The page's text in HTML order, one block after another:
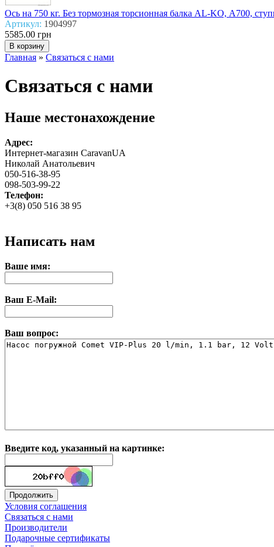
Ось на 750 кг. Без тормозная торсионная балка AL-KO, А700,
Артикул: 1904997
5585.00 грн
Главная » Связаться с нами
Связаться с нами
Наше местонахождение
Адрес:
Интернет-магазин CaravanUA
Николай Анатольевич
050-516-38-95
098-503-99-22
Телефон:
+3(8) 050 516 38 95
Написать нам
Ваше имя:
Ваш E-Mail:
Ваш вопрос:
Введите код, указанный на картинке:
Условия соглашения
Связаться с нами
Производители
Подарочные сертификаты